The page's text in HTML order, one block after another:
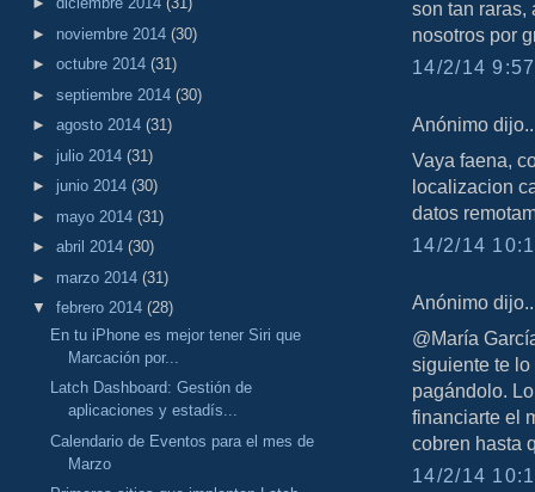
► noviembre 2014 (30)
► octubre 2014 (31)
► septiembre 2014 (30)
► agosto 2014 (31)
► julio 2014 (31)
► junio 2014 (30)
► mayo 2014 (31)
► abril 2014 (30)
► marzo 2014 (31)
▼ febrero 2014 (28)
En tu iPhone es mejor tener Siri que
Marcación por...
Latch Dashboard: Gestión de
aplicaciones y estadís...
Calendario de Eventos para el mes de
Marzo
son tan raras,
nosotros por
14/2/14
Anónimo
Vaya faena,
localizacion
datos
14/2/14
Anónimo
@María
siguiente te
pagándolo.
financiarte el
cobren hasta
14/2/14